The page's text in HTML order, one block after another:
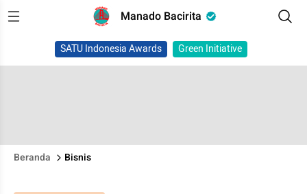
Manado Bacirita
SATU Indonesia Awards Green Initiative
Beranda Bisnis